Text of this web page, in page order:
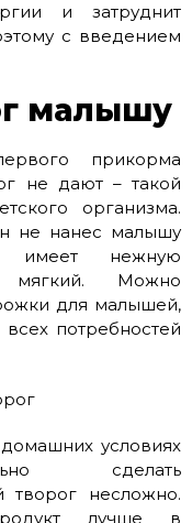
и затруднит
с введением
малышу
прикорма
не дают – такой
организма.
не нанес малышу
имеет нежную
мягкий. Можно
для малышей,
потребностей
условиях
сделать
творог несложно.
лучше в